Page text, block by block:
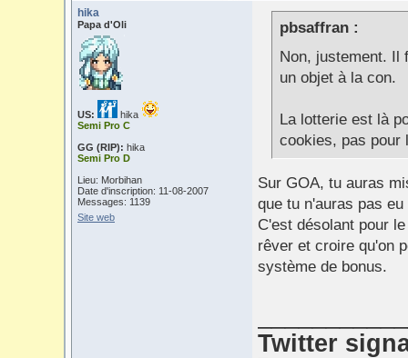
hika
Papa d'Oli
US:
hika
Semi Pro C
GG (RIP): hika
Semi Pro D
Lieu: Morbihan
Date d'inscription: 11-08-2007
Messages: 1139
Site web
pbsaffran :
Non, justement. Il
un objet à la con.
La lotterie est là
cookies, pas pour
Sur GOA, tu auras
que tu n'auras pas eu
C'est désolant pour
rêver et croire qu'on
système de bonus.
Twitter